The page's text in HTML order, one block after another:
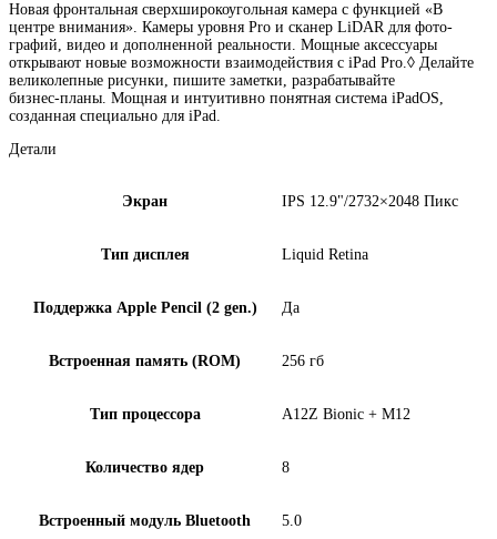
Новая фронтальная сверхширокоугольная камера с функцией «В
центре внимания». Камеры уровня Pro и сканер LiDAR для фото­
графий, видео и дополненной реальности. Мощные аксессуары
открывают новые возможности взаимодействия с iPad Pro.◊ Делайте
великолепные рисунки, пишите заметки, разрабатывайте
бизнес‑планы. Мощная и интуитивно понятная система iPadOS,
созданная специально для iPad.
Детали
Экран IPS 12.9"/2732×2048 Пикс
Тип дисплея Liquid Retina
Поддержка Apple Pencil (2 gen.) Да
Встроенная память (ROM) 256 гб
Тип процессора A12Z Bionic + M12
Количество ядер 8
Встроенный модуль Bluetooth 5.0